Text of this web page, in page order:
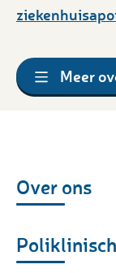
Meer
Over ons